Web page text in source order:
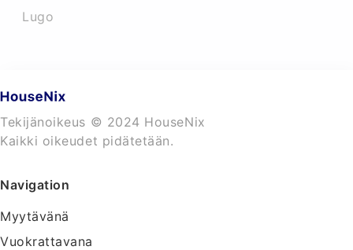
Lugo
Tekijänoikeus © 2024 HouseNix
Kaikki oikeudet pidätetään.
Navigation
Myytävänä
Vuokrattavana